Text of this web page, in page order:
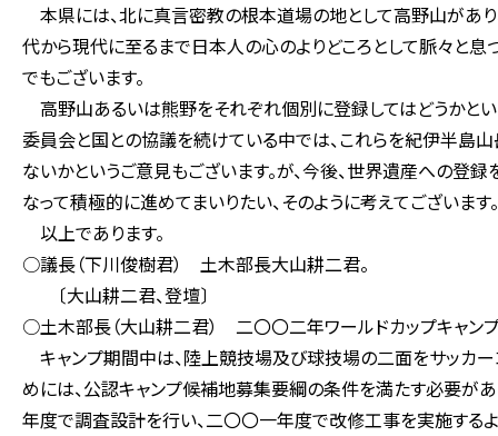
本県には、北に真言密教の根本道場の地として高野山があ
代から現代に至るまで日本人の心のよりどころとして脈々と息
でもございます。
高野山あるいは熊野をそれぞれ個別に登録してはどうかとい
委員会と国との協議を続けている中では、これらを紀伊半島
ないかというご意見もございます。が、今後、世界遺産への登
なって積極的に進めてまいりたい、そのように考えてございます。
以上であります。
○議長（下川俊樹君） 土木部長大山耕二君。
〔大山耕二君、登壇〕
○土木部長（大山耕二君） 二〇〇二年ワールドカップキャン
キャンプ期間中は、陸上競技場及び球技場の二面をサッカー
めには、公認キャンプ候補地募集要綱の条件を満たす必要が
年度で調査設計を行い、二〇〇一年度で改修工事を実施するよ